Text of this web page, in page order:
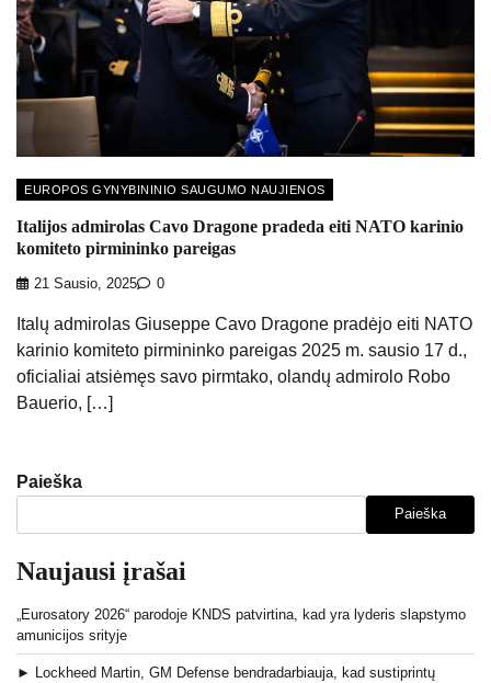
EUROPOS GYNYBININIO SAUGUMO NAUJIENOS
Italijos admirolas Cavo Dragone pradeda eiti NATO karinio
komiteto pirmininko pareigas
21 Sausio, 2025 0
Italų admirolas Giuseppe Cavo Dragone pradėjo eiti NATO
karinio komiteto pirmininko pareigas 2025 m. sausio 17 d.,
oficialiai atsiėmęs savo pirmtako, olandų admirolo Robo
Bauerio, […]
Paieška
Paieška
Naujausi įrašai
„Eurosatory 2026“ parodoje KNDS patvirtina, kad yra lyderis slapstymo
amunicijos srityje
► Lockheed Martin, GM Defense bendradarbiauja, kad sustiprintų